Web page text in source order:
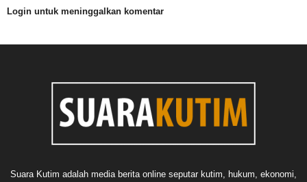
Login untuk meninggalkan komentar
Suara Kutim adalah media berita online seputar kutim, hukum, ekonomi,